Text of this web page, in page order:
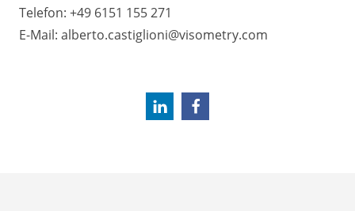
Telefon: +49 6151 155 271
E-Mail: alberto.castiglioni@visometry.com